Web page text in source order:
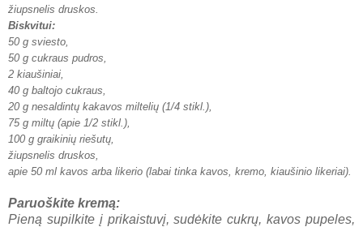
žiupsnelis druskos.
Biskvitui:
50 g sviesto,
50 g cukraus pudros,
2 kiaušiniai,
40 g baltojo cukraus,
20 g nesaldintų kakavos miltelių (1/4 stikl.),
75 g miltų (apie 1/2 stikl.),
100 g graikinių riešutų,
žiupsnelis druskos,
apie 50 ml kavos arba likerio (labai tinka kavos, kremo, kiaušinio likeriai).
Paruoškite kremą:
Pieną supilkite į prikaistuvį, sudėkite cukrų, kavos pupeles,